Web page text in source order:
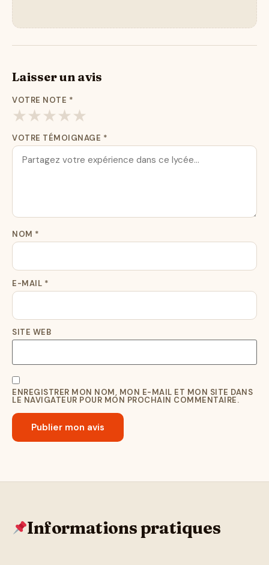
Laisser un avis
VOTRE NOTE *
★★★★★
VOTRE TÉMOIGNAGE *
NOM *
E-MAIL *
SITE WEB
ENREGISTRER MON NOM, MON E-MAIL ET MON SITE DANS
LE NAVIGATEUR POUR MON PROCHAIN COMMENTAIRE.
Informations pratiques